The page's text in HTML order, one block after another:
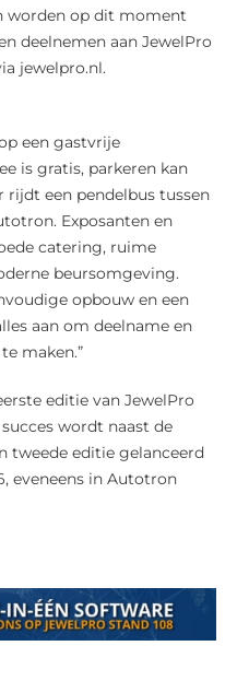
worden op dit moment
deelnemen aan JewelPro
jewelpro.nl.
een gastvrije
is gratis, parkeren kan
rijdt een pendelbus tussen
Exposanten en
catering, ruime
beursomgeving.
opbouw en een
aan om deelname en
maken.”
editie van JewelPro
wordt naast de
tweede editie gelanceerd
eveneens in Autotron